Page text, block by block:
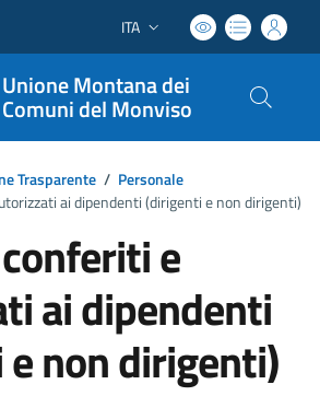
Lingua attiva:
ITA
Unione Montana dei
Comuni del Monviso
Trasparente / Personale
ai dipendenti (dirigenti e non dirigenti)
e
ai dipendenti
non dirigenti)